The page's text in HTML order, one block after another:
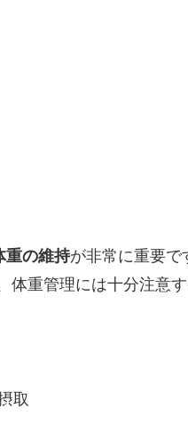
重の維持が非常に重要で
重管理には十分注意す
取